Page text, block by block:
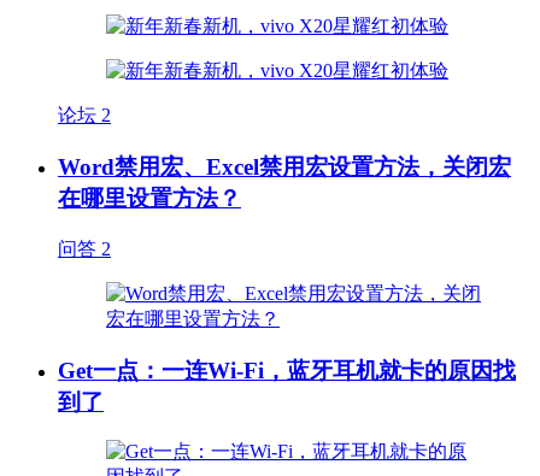
论坛 2
Word禁用宏、Excel禁用宏设置方法，关闭宏
在哪里设置方法？
问答 2
Get一点：一连Wi-Fi，蓝牙耳机就卡的原因找
到了